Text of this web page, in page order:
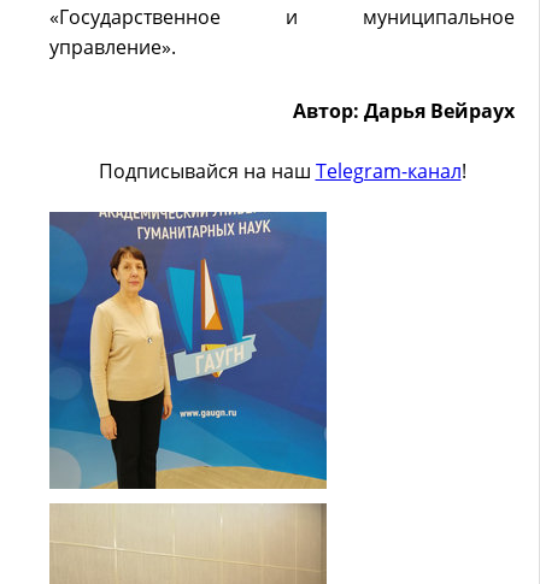
«Государственное и муниципальное
управление».
Автор: Дарья Вейраух
Подписывайся на наш Telegram-канал!